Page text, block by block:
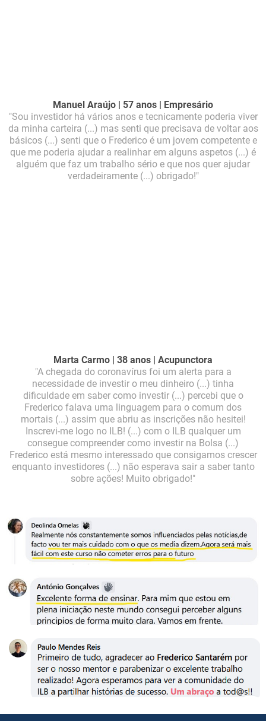
Manuel Araújo | 57 anos | Empresário
"Sou investidor há vários anos e tecnicamente poderia viver
da minha carteira (...) mas senti que precisava de voltar aos
básicos (...) senti que o Frederico é um jovem competente e
que me poderia ajudar a realinhar em alguns aspetos (...) é
alguém que faz um trabalho sério e que nos quer ajudar
verdadeiramente (...) obrigado!"
Marta Carmo | 38 anos | Acupunctora
"A chegada do coronavírus foi um alerta para a
necessidade de investir o meu dinheiro (...) tinha
dificuldade em saber como investir (...) percebi que o
Frederico falava uma linguagem para o comum dos
mortais (...) assim que abriu as inscrições não hesitei!
Inscrevi-me logo no ILB! (...) com o ILB qualquer um
consegue compreender como investir na Bolsa (...)
Frederico está mesmo interessado que consigamos crescer
enquanto investidores (...) não esperava sair a saber tanto
sobre ações! Muito obrigado!"